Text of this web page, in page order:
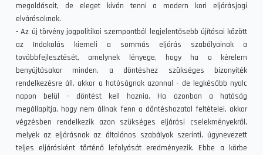
megoldásait, de eleget kíván tenni a modern kori eljárásjogi
elvárásoknak.
- Az új törvény jogpolitikai szempontból legjelentősebb újításai között
az Indokolás kiemeli a sommás eljárás szabályainak a
továbbfejlesztését, amelynek lényege, hogy ha a kérelem
benyújtásakor minden, a döntéshez szükséges bizonyíték
rendelkezésre áll, akkor a hatóságnak azonnal - de legkésőbb nyolc
napon belül - döntést kell hoznia. Ha azonban a hatóság
megállapítja, hogy nem állnak fenn a döntéshozatal feltételei, akkor
végzésben rendelkezik azon szükséges eljárási cselekményekről,
melyek az eljárásnak az általános szabályok szerinti, úgynevezett
teljes eljárásként történő lefolyását eredményezik. Ebbe a körbe